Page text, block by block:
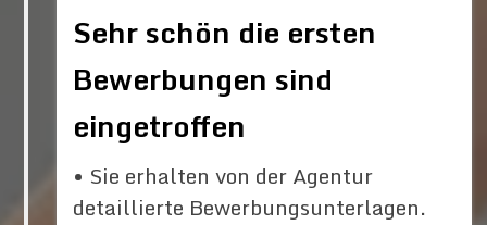
Sehr schön die ersten
Bewerbungen sind
eingetroffen
• Sie erhalten von der Agentur
detaillierte Bewerbungsunterlagen.